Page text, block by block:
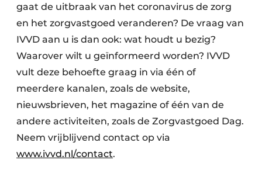
gaat de uitbraak van het coronavirus de zorg
en het zorgvastgoed veranderen? De vraag van
IVVD aan u is dan ook: wat houdt u bezig?
Waarover wilt u geïnformeerd worden? IVVD
vult deze behoefte graag in via één of
meerdere kanalen, zoals de website,
nieuwsbrieven, het magazine of één van de
andere activiteiten, zoals de Zorgvastgoed Dag.
Neem vrijblijvend contact op via
www.ivvd.nl/contact.